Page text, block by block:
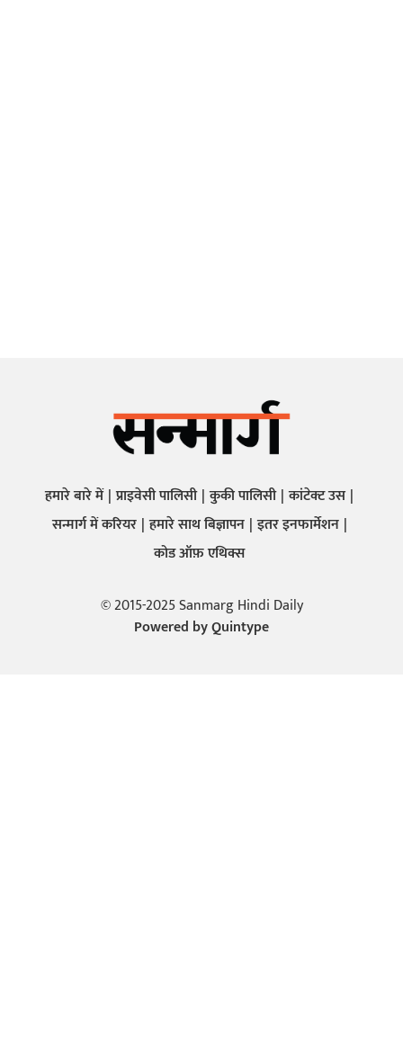
हमारे बारे में प्राइवेसी पालिसी कुकी पालिसी कांटेक्ट उस
सन्मार्ग में करियर हमारे साथ बिज्ञापन इतर इनफार्मेशन
कोड ऑफ़ एथिक्स
© 2015-2025 Sanmarg Hindi Daily
Powered byQuintype